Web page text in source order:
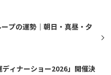
プの運勢｜朝日・真昼・夕
ィナーショー2026」開催決